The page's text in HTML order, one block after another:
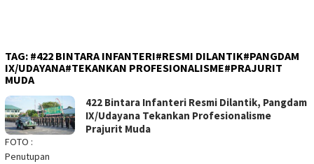
TAG: #422 BINTARA INFANTERI#RESMI DILANTIK#PANGDAM
IX/UDAYANA#TEKANKAN PROFESIONALISME#PRAJURIT
MUDA
FOTO :
Penutupan
422 Bintara Infanteri Resmi Dilantik, Pangdam
IX/Udayana Tekankan Profesionalisme
Prajurit Muda